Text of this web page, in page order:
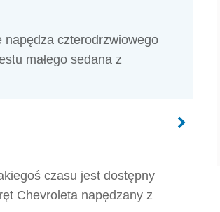
czterodrzwiowego
małego sedana z
czasu jest dostępny
Chevroleta napędzany z